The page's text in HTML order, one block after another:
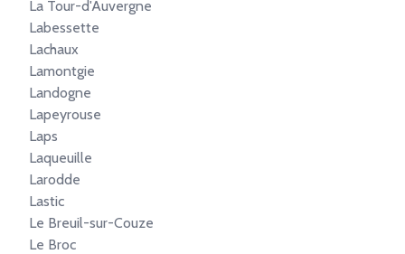
La Tour-d'Auvergne
Labessette
Lachaux
Lamontgie
Landogne
Lapeyrouse
Laps
Laqueuille
Larodde
Lastic
Le Breuil-sur-Couze
Le Broc